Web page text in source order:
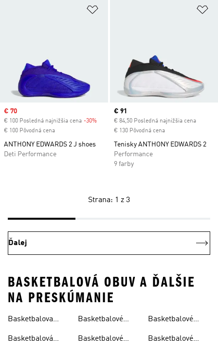
Pridať do zoznamu želaných
Sale price
€ 70
€ 100 Posledná najnižšia cena -30% Discount
€ 100 Pôvodná cena
ANTHONY EDWARDS 2 J shoes
Deti Performance
Current price
€ 91
€ 84,50 Posledná najnižšia cena
€ 130 Pôvodná cena
Tenisky ANTHONY EDWARDS 2
Performance
9 farby
Strana: 1 z 3
Ďalej
BASKETBALOVÁ OBUV A ĎALŠIE
NA PRESKÚMANIE
Basketbalova
Basketbalová
Basketbalové
Basketbalové
Basketbalové
Basketbalové